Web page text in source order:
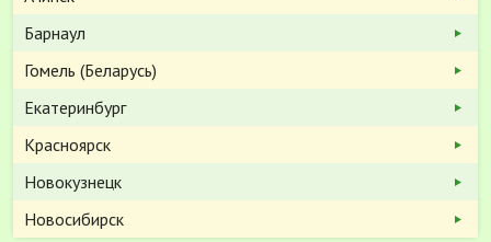
Барнаул
Гомель (Беларусь)
Екатеринбург
Красноярск
Новокузнецк
Новосибирск